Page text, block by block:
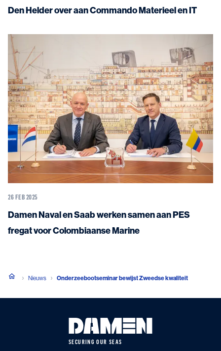
Den Helder over aan Commando Materieel en IT
26 FEB 2025
Damen Naval en Saab werken samen aan PES
fregat voor Colombiaanse Marine
Nieuws Onderzeebootseminar bewijst Zweedse kwaliteit
SECURING OUR SEAS